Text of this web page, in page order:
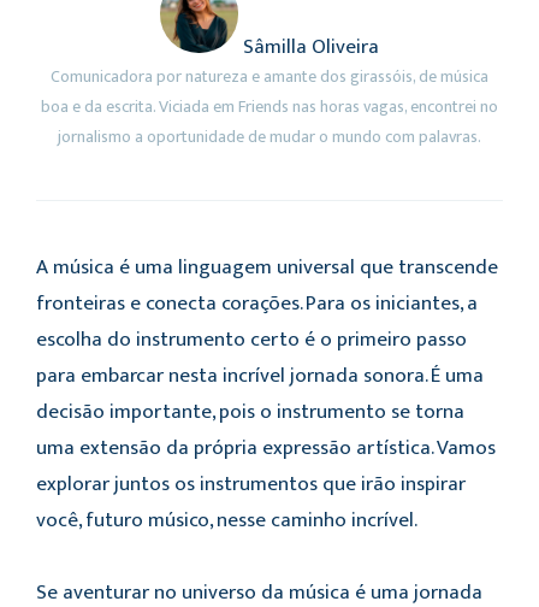
Sâmilla Oliveira
Comunicadora por natureza e amante dos girassóis, de música
boa e da escrita. Viciada em Friends nas horas vagas, encontrei no
jornalismo a oportunidade de mudar o mundo com palavras.
A música é uma linguagem universal que transcende
fronteiras e conecta corações. Para os iniciantes, a
escolha do instrumento certo é o primeiro passo
para embarcar nesta incrível jornada sonora. É uma
decisão importante, pois o instrumento se torna
uma extensão da própria expressão artística. Vamos
explorar juntos os instrumentos que irão inspirar
você, futuro músico, nesse caminho incrível.
Se aventurar no universo da música é uma jornada